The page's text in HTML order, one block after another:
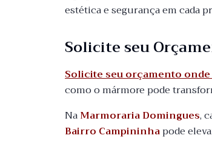
estética e segurança em cada
Solicite seu
Solicite seu orçamento
como o mármore pode
NaMarmoraria Domingues,
Bairro Campininhapode